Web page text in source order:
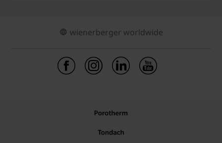
wienerberger worldwide